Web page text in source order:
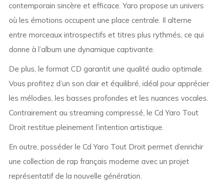
contemporain sincère et efficace. Yaro propose un univers
où les émotions occupent une place centrale. Il alterne
entre morceaux introspectifs et titres plus rythmés, ce qui
donne à l’album une dynamique captivante.
De plus, le format CD garantit une qualité audio optimale.
Vous profitez d’un son clair et équilibré, idéal pour apprécier
les mélodies, les basses profondes et les nuances vocales.
Contrairement au streaming compressé, le Cd Yaro Tout
Droit restitue pleinement l’intention artistique.
En outre, posséder le Cd Yaro Tout Droit permet d’enrichir
une collection de rap français moderne avec un projet
représentatif de la nouvelle génération.